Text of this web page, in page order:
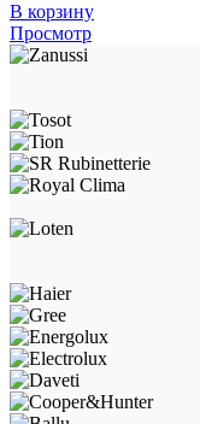
В корзину
Просмотр